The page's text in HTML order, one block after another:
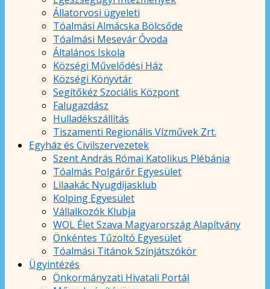
Állatorvosi ügyeleti
Tóalmási Almácska Bölcsőde
Tóalmási Mesevár Óvoda
Általános Iskola
Községi Művelődési Ház
Községi Könyvtár
Segítőkéz Szociális Központ
Falugazdász
Hulladékszállítás
Tiszamenti Regionális Vízművek Zrt.
Egyház és Civilszervezetek
Szent András Római Katolikus Plébánia
Tóalmás Polgárőr Egyesület
Lilaakác Nyugdíjasklub
Kolping Egyesület
Vállalkozók Klubja
WOL Élet Szava Magyarország Alapítvány
Önkéntes Tűzoltó Egyesület
Tóalmási Titánok Színjátszókör
Ügyintézés
Önkormányzati Hivatali Portál